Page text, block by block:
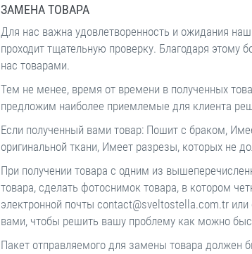
ЗАМЕНА ТОВАРА
Для нас важна удовлетворенность и ожидания
проходит тщательную проверку. Благодаря этому
нас товарами.
Тем не менее, время от времени в полученных
предложим наиболее приемлемые для клиента
Если полученный вами товар: Пошит с браком,
оригинальной ткани, Имеет разрезы, которых не
При получении товара с одним из
товара, сделать фотоснимок товара, в котором
электронной почты contact@sveltostella.com.tr
вами, чтобы решить вашу проблему как можно
Пакет отправляемого для замены товара должен